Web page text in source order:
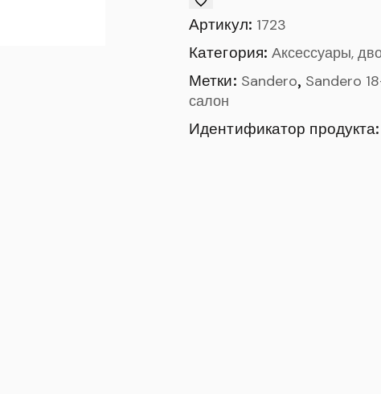
Артикул: 1723
Категория:Аксессуары,
Метки: Sandero, Sandero
салон
Идентификатор продукта: